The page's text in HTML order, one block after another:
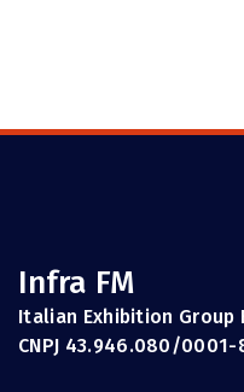
Infra FM
Italian Exhibition Group
CNPJ 43.946.080/0001-